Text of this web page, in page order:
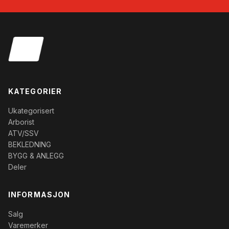
KATEGORIER
Ukategorisert
Arborist
ATV/SSV
BEKLEDNING
BYGG & ANLEGG
Deler
INFORMASJON
Salg
Varemerker